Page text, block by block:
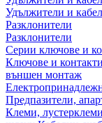
Удължители и
Разклонители
Разклонители
Серии ключове и
Ключове и
външен монтаж
Предпазители,
Клеми, лустерклеми